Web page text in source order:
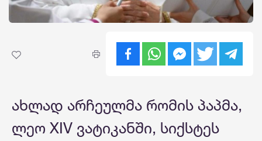
ახლად არჩეულმა რომის პაპმა,
ლეო XIV ვატიკანში, სიქსტეს